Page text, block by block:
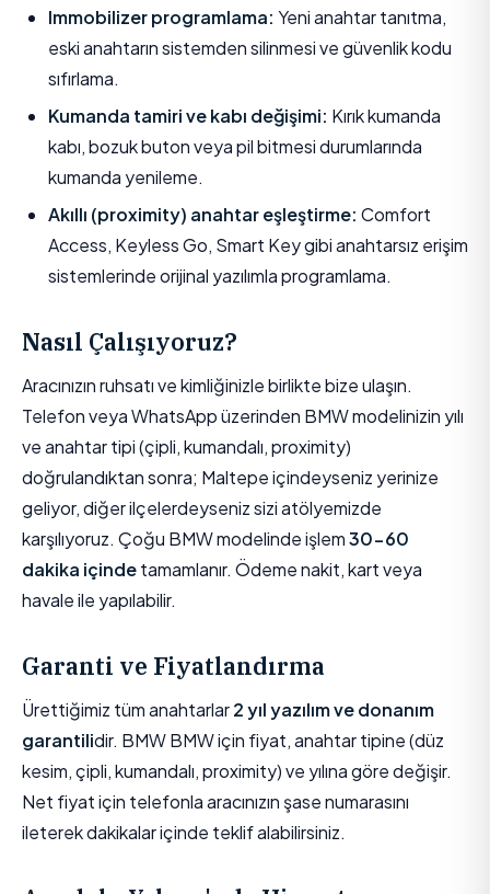
Immobilizer programlama: Yeni anahtar tanıtma,
eski anahtarın sistemden silinmesi ve güvenlik kodu
sıfırlama.
Kumanda tamiri ve kabı değişimi: Kırık kumanda
kabı, bozuk buton veya pil bitmesi durumlarında
kumanda yenileme.
Akıllı (proximity) anahtar eşleştirme: Comfort
Access, Keyless Go, Smart Key gibi anahtarsız erişim
sistemlerinde orijinal yazılımla programlama.
Nasıl Çalışıyoruz?
Aracınızın ruhsatı ve kimliğinizle birlikte bize ulaşın.
Telefon veya WhatsApp üzerinden BMW modelinizin yılı
ve anahtar tipi (çipli, kumandalı, proximity)
doğrulandıktan sonra; Maltepe içindeyseniz yerinize
geliyor, diğer ilçelerdeyseniz sizi atölyemizde
karşılıyoruz. Çoğu BMW modelinde işlem30-60
dakika içindetamamlanır. Ödeme nakit, kart veya
havale ile yapılabilir.
Garanti ve Fiyatlandırma
Ürettiğimiz tüm anahtarlar2 yıl yazılım ve donanım
garantilidir. BMW BMW için fiyat, anahtar tipine (düz
kesim, çipli, kumandalı, proximity) ve yılına göre değişir.
Net fiyat için telefonla aracınızın şase numarasını
ileterek dakikalar içinde teklif alabilirsiniz.